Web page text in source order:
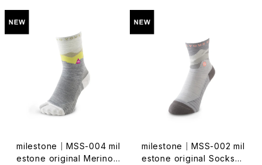
milestone｜MSS-004 mil
estone original Merino
milestone｜MSS-002 mil
estone original Socks